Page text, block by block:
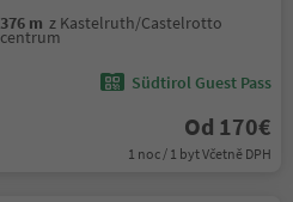
376 m z Kastelruth/Castelrotto
centrum
Südtirol Guest Pass
Od 170€
1 noc / 1 byt Včetně DPH